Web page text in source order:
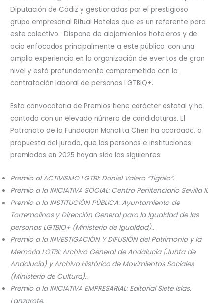
Diputación de Cádiz y gestionadas por el prestigioso
grupo empresarial Ritual Hoteles que es un referente para
este colectivo. Dispone de alojamientos hoteleros y de
ocio enfocados principalmente a este público, con una
amplia experiencia en la organización de eventos de gran
nivel y está profundamente comprometido con la
contratación laboral de personas LGTBIQ+.
Esta convocatoria de Premios tiene carácter estatal y ha
contado con un elevado número de candidaturas. El
Patronato de la Fundación Manolita Chen ha acordado, a
propuesta del jurado, que las personas e instituciones
premiadas en 2025 hayan sido las siguientes:
Premio al ACTIVISMO LGTBI: Daniel Valero “Tigrillo”.
Premio a la INICIATIVA SOCIAL: Centro Penitenciario Sevilla II.
Premio a la INSTITUCIÓN PÚBLICA: Ayuntamiento de
Torremolinos y Dirección General para la Igualdad de las
personas LGTBIQ+ (Ministerio de Igualdad)..
Premio a la INVESTIGACIÓN Y DIFUSIÓN del Patrimonio y la
Memoria LGTBI: Archivo General de Andalucía (Junta de
Andalucía) y Archivo Histórico de Movimientos Sociales
(Ministerio de Cultura)..
Premio a la INICIATIVA EMPRESARIAL: Editorial Siete Islas.
Lanzarote.